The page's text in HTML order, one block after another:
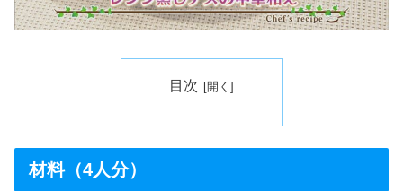
目次
材料（4人分）